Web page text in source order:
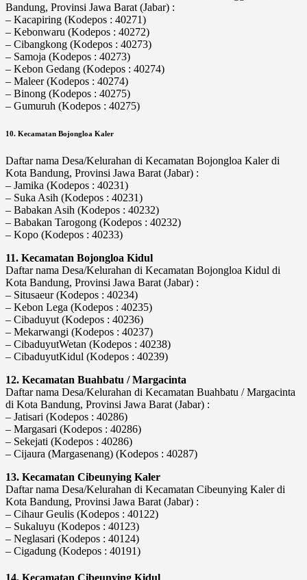
Bandung, Provinsi Jawa Barat (Jabar) :
– Kacapiring (Kodepos : 40271)
– Kebonwaru (Kodepos : 40272)
– Cibangkong (Kodepos : 40273)
– Samoja (Kodepos : 40273)
– Kebon Gedang (Kodepos : 40274)
– Maleer (Kodepos : 40274)
– Binong (Kodepos : 40275)
– Gumuruh (Kodepos : 40275)
10. Kecamatan Bojongloa Kaler
Daftar nama Desa/Kelurahan di Kecamatan Bojongloa Kaler di
Kota Bandung, Provinsi Jawa Barat (Jabar) :
– Jamika (Kodepos : 40231)
– Suka Asih (Kodepos : 40231)
– Babakan Asih (Kodepos : 40232)
– Babakan Tarogong (Kodepos : 40232)
– Kopo (Kodepos : 40233)
11. Kecamatan Bojongloa Kidul
Daftar nama Desa/Kelurahan di Kecamatan Bojongloa Kidul di
Kota Bandung, Provinsi Jawa Barat (Jabar) :
– Situsaeur (Kodepos : 40234)
– Kebon Lega (Kodepos : 40235)
– Cibaduyut (Kodepos : 40236)
– Mekarwangi (Kodepos : 40237)
– CibaduyutWetan (Kodepos : 40238)
– CibaduyutKidul (Kodepos : 40239)
12. Kecamatan Buahbatu / Margacinta
Daftar nama Desa/Kelurahan di Kecamatan Buahbatu / Margacinta
di Kota Bandung, Provinsi Jawa Barat (Jabar) :
– Jatisari (Kodepos : 40286)
– Margasari (Kodepos : 40286)
– Sekejati (Kodepos : 40286)
– Cijaura (Margasenang) (Kodepos : 40287)
13. Kecamatan Cibeunying Kaler
Daftar nama Desa/Kelurahan di Kecamatan Cibeunying Kaler di
Kota Bandung, Provinsi Jawa Barat (Jabar) :
– Cihaur Geulis (Kodepos : 40122)
– Sukaluyu (Kodepos : 40123)
– Neglasari (Kodepos : 40124)
– Cigadung (Kodepos : 40191)